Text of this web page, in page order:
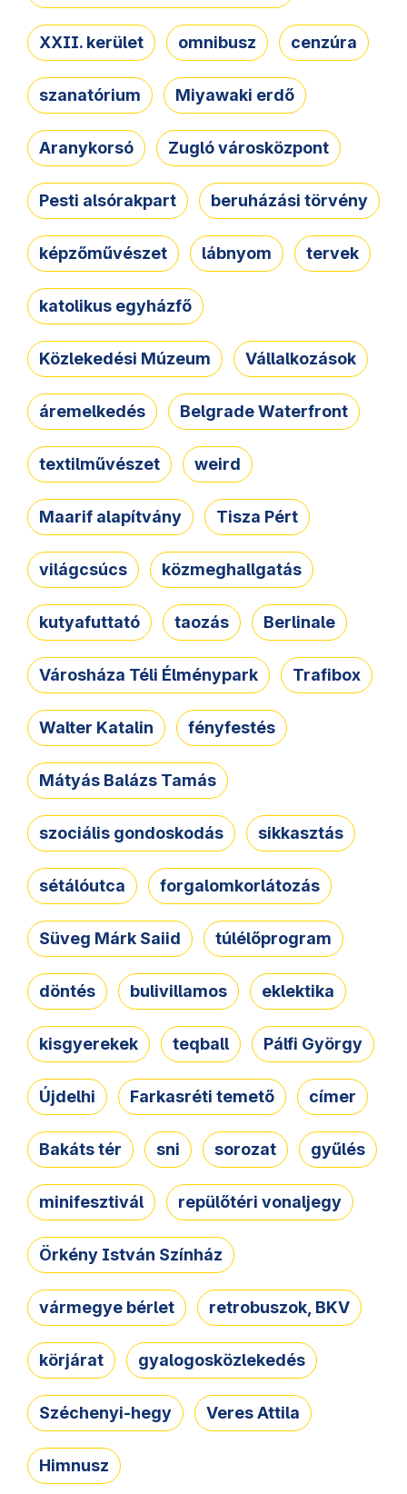
XXII. kerület omnibusz cenzúra
szanatórium Miyawaki erdő
Aranykorsó Zugló városközpont
Pesti alsórakpart beruházási törvény
képzőművészet lábnyom tervek
katolikus egyházfő
Közlekedési Múzeum Vállalkozások
áremelkedés Belgrade Waterfront
textilművészet weird
Maarif alapítvány Tisza Pért
világcsúcs közmeghallgatás
kutyafuttató taozás Berlinale
Városháza Téli Élménypark Trafibox
Walter Katalin fényfestés
Mátyás Balázs Tamás
szociális gondoskodás sikkasztás
sétálóutca forgalomkorlátozás
Süveg Márk Saiid túlélőprogram
döntés bulivillamos eklektika
kisgyerekek teqball Pálfi György
Újdelhi Farkasréti temető címer
Bakáts tér sni sorozat gyűlés
minifesztivál repülőtéri vonaljegy
Örkény István Színház
vármegye bérlet retrobuszok, BKV
körjárat gyalogosközlekedés
Széchenyi-hegy Veres Attila
Himnusz